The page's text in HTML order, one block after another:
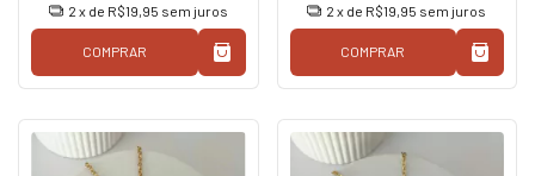
2 x de R$19,95 sem juros
COMPRAR
2 x de R$19,95 sem juros
COMPRAR